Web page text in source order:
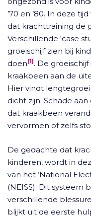
’70 en ’80. In deze
dat krachttraining de
Verschillende ‘case
groeischijf zien bij
doen[1]. De
kraakbeen aan de
Hier vindt
dicht zijn. Schade
dat kraakbeen
vervormen of zelfs
De gedachte dat
kinderen, wordt in
van het ‘National
(NEISS). Dit systeem
verschillende
blijkt uit de eerste